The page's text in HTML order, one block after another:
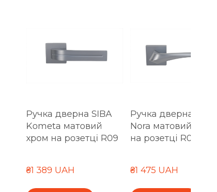
Ручка дверна SIBA
Kometa матовий
хром на розетці R09
₴1 389 UAH
Ручка дверна SIBA
Nora матовий хром
на розетці R09
₴1 475 UAH